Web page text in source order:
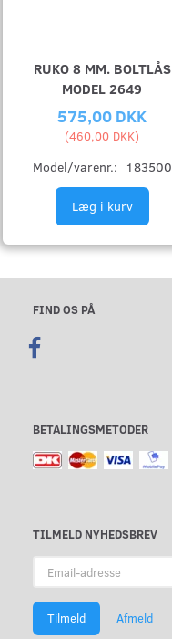
RUKO 8 MM. BOLTLÅS
MODEL 2649
575,00 DKK
(460,00 DKK)
Model/varenr.: 183500
Læg i kurv
FIND OS PÅ
BETALINGSMETODER
TILMELD NYHEDSBREV
adresse
Tilmeld Afmeld